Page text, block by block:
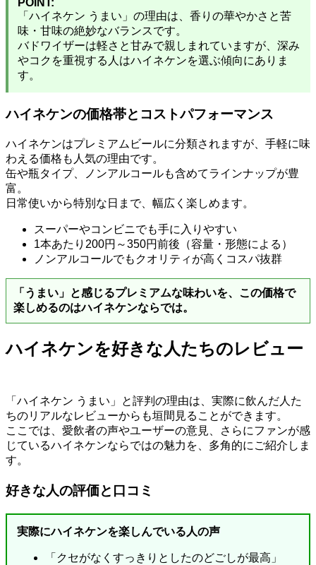
「ハイネケン うまい」の理由は、香りの華やかさと苦
味・甘味の絶妙なバランスです。
バドワイザーは軽さと甘みで親しまれていますが、深み
やコクを重視する人はハイネケンを選ぶ傾向にありま
す。
ハイネケンの価格帯とコストパフォーマンス
ハイネケンはプレミアムビールに分類されますが、手軽に味
わえる価格も人気の理由です。
缶や瓶タイプ、ノンアルコールも含めてラインナップが豊
富。
日常使いから特別な日まで、幅広く楽しめます。
スーパーやコンビニでも手に入りやすい
1本あたり200円～350円前後（容量・形態による）
ノンアルコールでもクオリティが高くコスパ抜群
「うまい」と感じるプレミアムな味わいを、この価格で
楽しめるのはハイネケンならでは。
ハイネケンを好きな人たちのレビュー
「ハイネケン うまい」と評判の理由は、実際に飲んだ人た
ちのリアルなレビューからも垣間見ることができます。
ここでは、愛飲者の声やユーザーの意見、さらにファンが感
じているハイネケンならではの魅力を、多角的にご紹介しま
す。
好きな人の評価と口コミ
実際にハイネケンを楽しんでいる人の声
「クセがなくすっきりとしたのどごしが最高」